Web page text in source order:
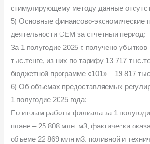
стимулирующему методу данные
5) Основные финансово-экономические
деятельности СЕМ за отчетный период:
За 1 полугодие 2025 г. получено убытков
тыс.тенге, из них по тарифу 13 717
бюджетной программе «101» – 19 817
6) Об объемах предоставляемых
1 полугодие 2025 года:
По итогам работы филиала за 1
плане – 25 808 млн. м3, фактически
объеме 22 869 млн.м3. поливной и